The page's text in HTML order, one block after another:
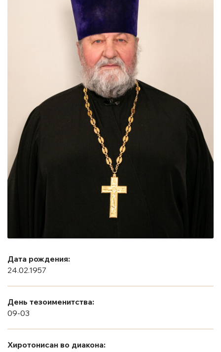
Дата рождения:
24.02.1957
День тезоименитства:
09-03
Хиротонисан во диакона: